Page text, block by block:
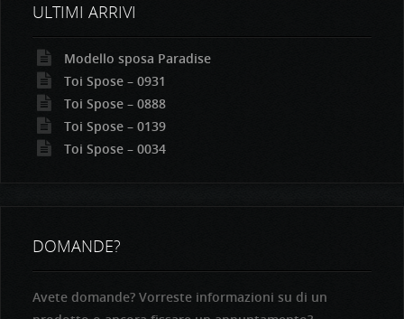
ULTIMI ARRIVI
Modello sposa Paradise
Toi Spose – 0931
Toi Spose – 0888
Toi Spose – 0139
Toi Spose – 0034
DOMANDE?
Avete domande? Vorreste informazioni su di un